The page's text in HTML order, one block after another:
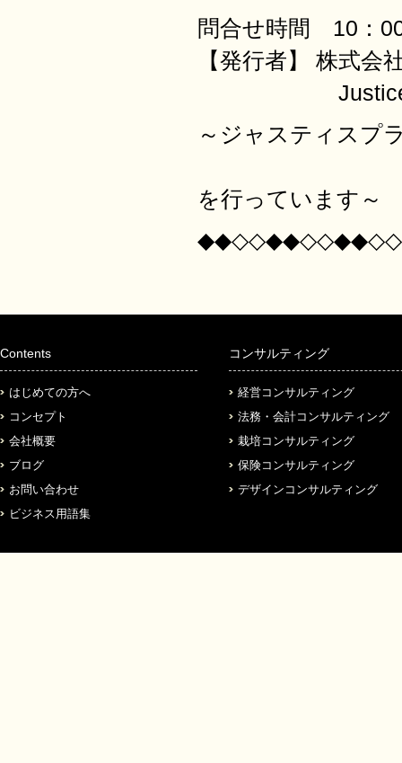
問合せ時間 10：
【発行者】 株式会
～ジャスティスプ
を行っています～
Contents
はじめての方へ
コンセプト
会社概要
ブログ
お問い合わせ
ビジネス用語集
コンサルティング
経営コンサルティング
法務・会計コンサルティング
栽培コンサルティング
保険コンサルティング
デザインコンサルティング